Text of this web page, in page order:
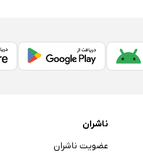
ناشران
عضویت ناشران